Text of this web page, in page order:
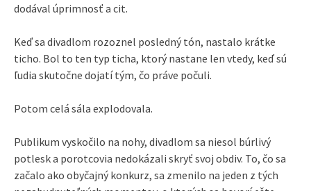
dodával úprimnosť a cit.
Keď sa divadlom rozoznel posledný tón, nastalo krátke
ticho. Bol to ten typ ticha, ktorý nastane len vtedy, keď sú
ľudia skutočne dojatí tým, čo práve počuli.
Potom celá sála explodovala.
Publikum vyskočilo na nohy, divadlom sa niesol búrlivý
potlesk a porotcovia nedokázali skryť svoj obdiv. To, čo sa
začalo ako obyčajný konkurz, sa zmenilo na jeden z tých